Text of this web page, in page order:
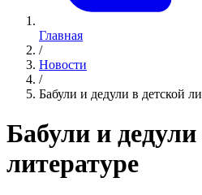
Главная
/
Новости
/
Бабули и дедули в детской
Бабули и дедули
литературе